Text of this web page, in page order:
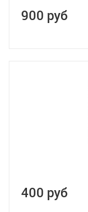
900 руб
400 руб